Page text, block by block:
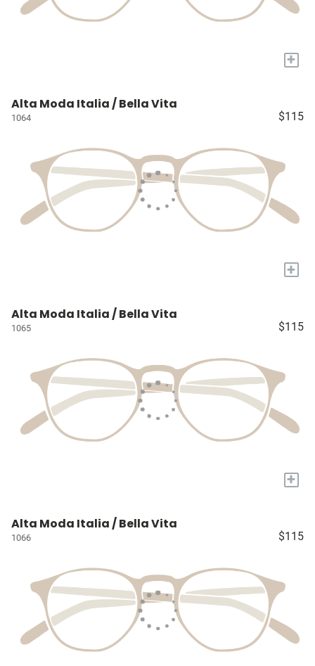
+
Alta Moda Italia / Bella Vita
1064 $115
+
Alta Moda Italia / Bella Vita
1065 $115
+
Alta Moda Italia / Bella Vita
1066 $115